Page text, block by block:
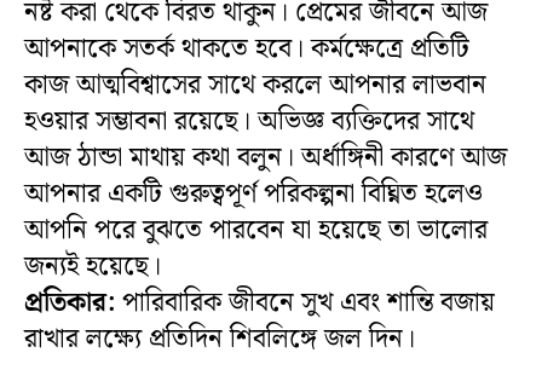
নষ্ট করা থেকে বিরত থাকুন। প্রেমের জীবনে আজ
আপনাকে সতর্ক থাকতে হবে। কর্মক্ষেত্রে প্রতিটি
কাজ আত্মবিশ্বাসের সাথে করলে আপনার লাভবান
হওয়ার সম্ভাবনা রয়েছে। অভিজ্ঞ ব্যক্তিদের সাথে
আজ ঠান্ডা মাথায় কথা বলুন। অর্ধাঙ্গিনী কারণে আজ
আপনার একটি গুরুত্বপূর্ণ পরিকল্পনা বিঘ্নিত হলেও
আপনি পরে বুঝতে পারবেন যা হয়েছে তা ভালোর
জন্যই হয়েছে।
প্রতিকার: পারিবারিক জীবনে সুখ এবং শান্তি বজায়
রাখার লক্ষ্যে প্রতিদিন শিবলিঙ্গে জল দিন।